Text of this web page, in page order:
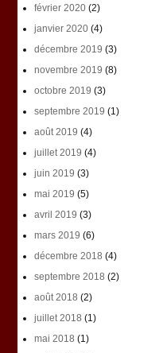
février 2020(2)
janvier 2020(4)
décembre 2019 (3)
novembre 2019 (8)
octobre 2019 (3)
septembre 2019 (1)
août 2019 (4)
juillet 2019 (4)
juin 2019 (3)
mai 2019 (5)
avril 2019 (3)
mars 2019 (6)
décembre 2018 (4)
septembre 2018 (2)
août 2018 (2)
juillet 2018 (1)
mai 2018 (1)